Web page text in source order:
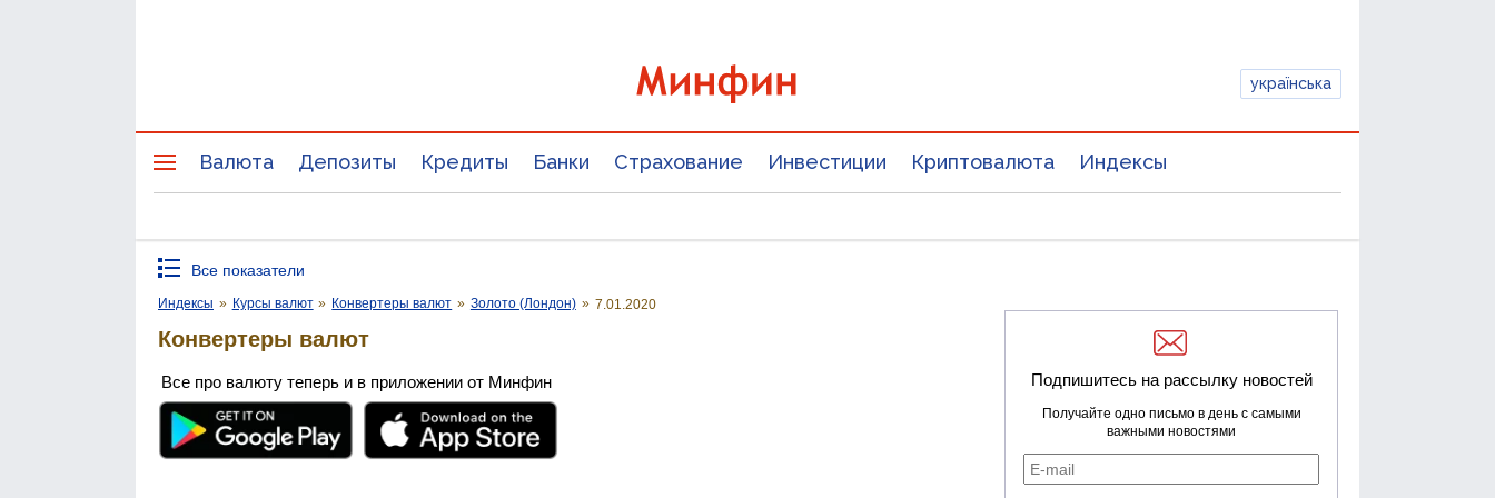
українська
Валюта Депозиты Кредиты Банки Страхование Инвестиции Криптовалюта Индексы
Все показатели
Индексы » Курсы валют » Конвертеры валют » Золото (Лондон) » 7.01.2020
Конвертеры валют
Все про валюту теперь и в приложении от Минфин Подпишитесь на рассылку новостей
Получайте одно письмо в день с самыми
важными новостями